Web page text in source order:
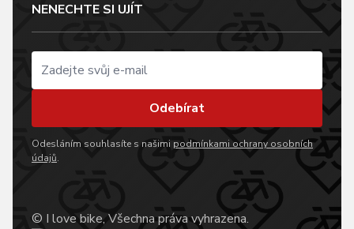
NENECHTE SI UJÍT
Odebírat
Odesláním souhlasíte s našimi podmínkami ochrany osobních
údajů.
© I love bike, Všechna práva vyhrazena.